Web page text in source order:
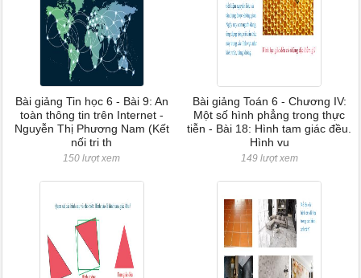
Bài giảng Tin học 6 - Bài 9: An
toàn thông tin trên Internet -
Nguyễn Thị Phương Nam (Kết
nối tri th
150 lượt xem
Bài giảng Toán 6 - Chương IV:
Một số hình phẳng trong thực
tiễn - Bài 18: Hình tam giác đều.
Hình vu
149 lượt xem